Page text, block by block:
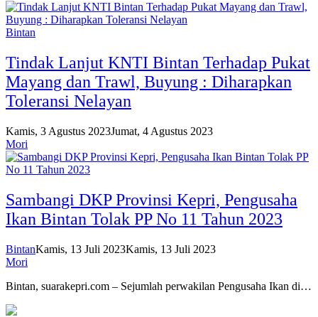
Bintan
Tindak Lanjut KNTI Bintan Terhadap Pukat
Mayang dan Trawl, Buyung : Diharapkan
Toleransi Nelayan
Kamis, 3 Agustus 2023Jumat, 4 Agustus 2023
Mori
Sambangi DKP Provinsi Kepri, Pengusaha
Ikan Bintan Tolak PP No 11 Tahun 2023
BintanKamis, 13 Juli 2023Kamis, 13 Juli 2023
Mori
Bintan, suarakepri.com – Sejumlah perwakilan Pengusaha Ikan di…